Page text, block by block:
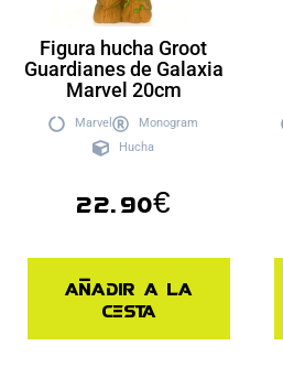
Figura hucha Groot
Guardianes de Galaxia
Marvel 20cm
Marvel
Monogram
Hucha
22.90€
Añadir a la
cesta